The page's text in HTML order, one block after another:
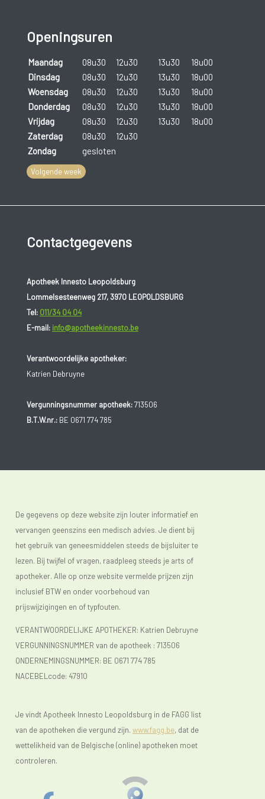
Openingsuren
Maandag 08u30 12u30 13u30
18u00
Dinsdag
08u30 12u30 13u30
18u00
Woensdag
08u30 12u30 13u30
18u00
Donderdag
08u30 12u30 13u30
18u00
Vrijdag
08u30 12u30 13u30
18u00
Zaterdag
08u30
12u30
Zondag
gesloten
Volgende week
Contactgegevens
Apotheek Innesto Leopoldsburg
Lommelsesteenweg 217, 3970 LEOPOLDSBURG
Tel: 011/34 04 04
E-mail: info@apotheekinnesto.be
Verantwoordelijke apotheker:
Katrien Debruyne
Vergunningsnummer apotheek:713506
B.T.W.nr.:BE 0671 774 785
De gegevens op deze website zijn louter informatief en
vervangen geenszins een medisch advies. Je dient bij
het gebruik van geneesmiddelen steeds de bijsluiter te
lezen. Bij twijfel of vragen, raadpleeg steeds je arts of
apotheker. Alle op onze website vermelde prijzen zijn
inclusief BTW en onder voorbehoud van
prijswijzigingen en of typfouten.
VERANTWOORDELIJKE APOTHEKER: Katrien Debruyne
VERGUNNINGSNUMMER van de apotheek : 713506
ONDERNEMINGSNUMMER: BE 0671 774 785
NACEBELcode: 47910
Je vindt Apotheek Innesto Leopoldsburg in de FAGG list
van de apotheken die vergund zijn. www.fagg.be, dat de
wettelikheid van de Belgische (online) apotheken moet
controleren.